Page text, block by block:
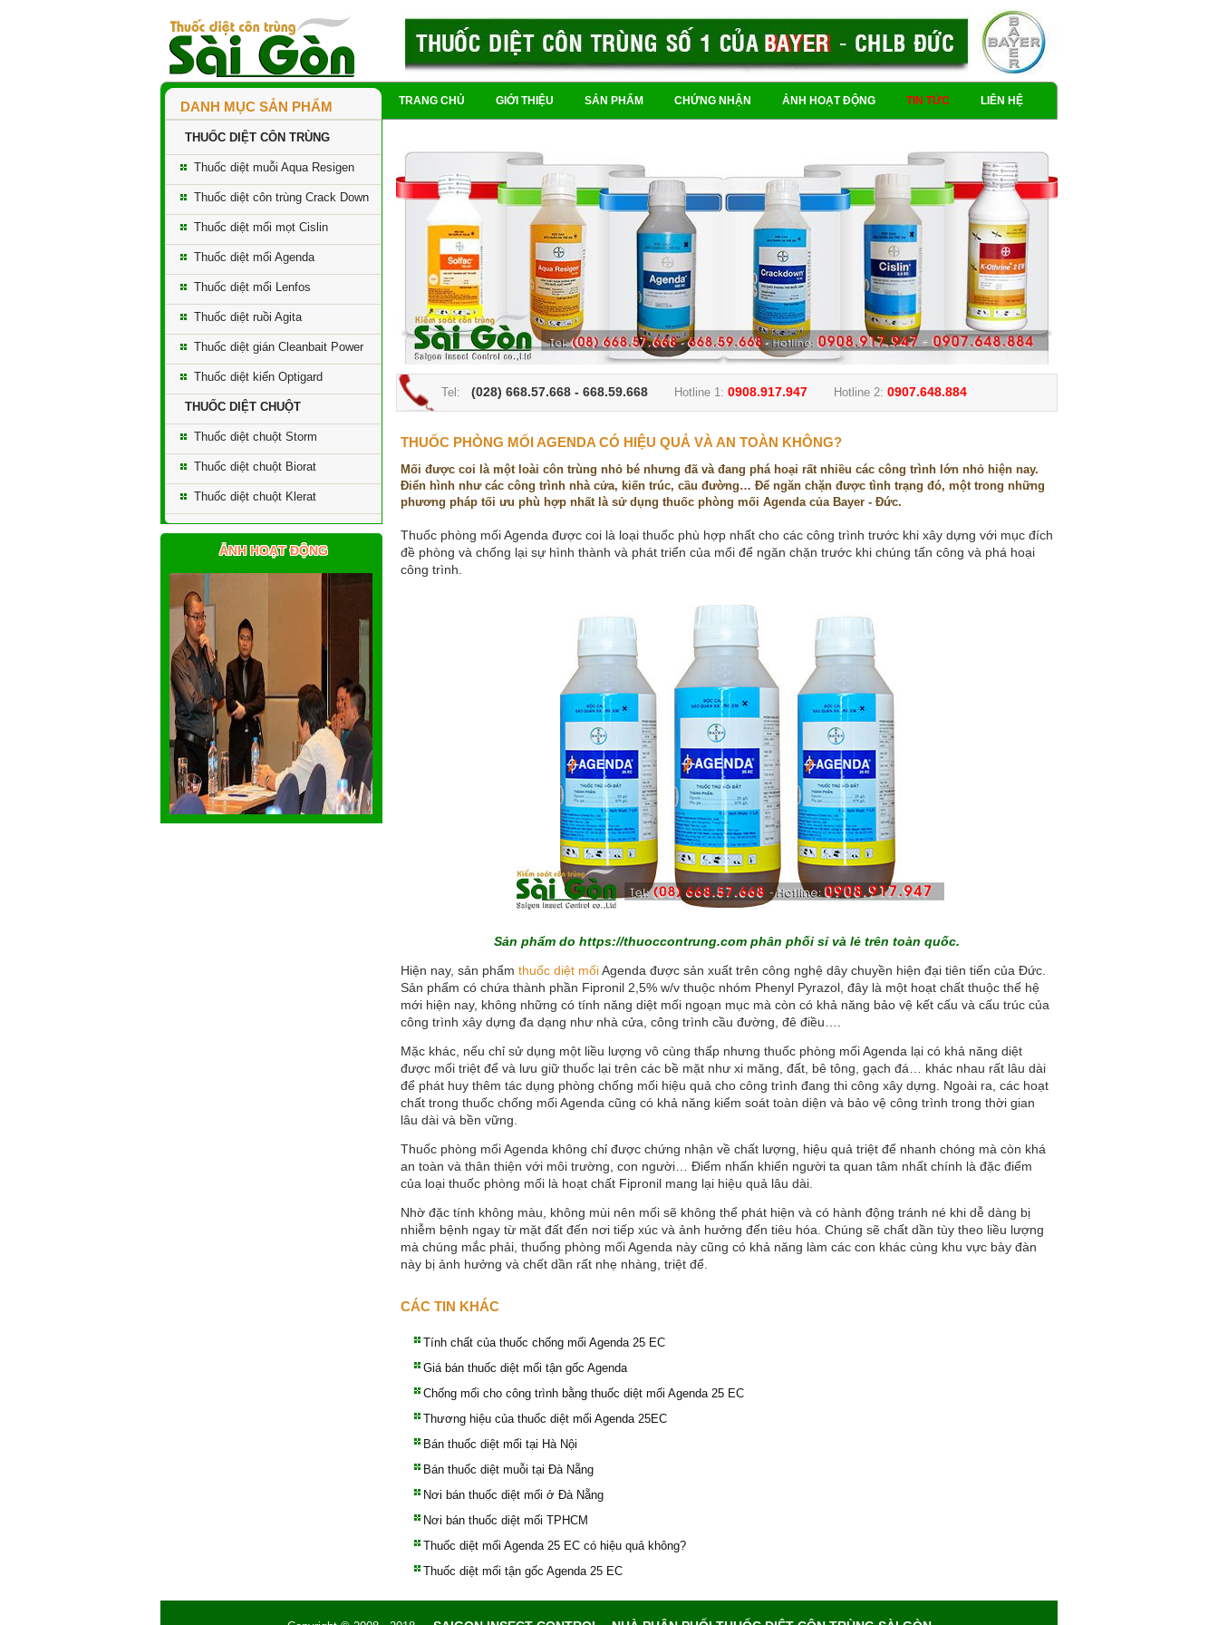
TRANG CHỦ GIỚI THIỆU SẢN PHẨM CHỨNG NHẬN ẢNH HOẠT ĐỘNG TIN TỨC LIÊN HỆ
Tel: (028) 668.57.668 - 668.59.668 Hotline 1: 0908.917.947 Hotline 2: 0907.648.884
DANH MỤC SẢN PHẨM
THUỐC DIỆT CÔN TRÙNG
Thuốc diệt muỗi Aqua Resigen
Thuốc diệt côn trùng Crack Down
Thuốc diệt mối mọt Cislin
Thuốc diệt mối Agenda
Thuốc diệt mối Lenfos
Thuốc diệt ruồi Agita
Thuốc diệt gián Cleanbait Power
Thuốc diệt kiến Optigard
THUỐC DIỆT CHUỘT
Thuốc diệt chuột Storm
Thuốc diệt chuột Biorat
Thuốc diệt chuột Klerat
ẢNH HOẠT ĐỘNG
THUỐC PHÒNG MỐI AGENDA CÓ HIỆU QUẢ VÀ AN TOÀN KHÔNG?
Mối được coi là một loài côn trùng nhỏ bé nhưng đã và đang phá hoại rất nhiều các công trình lớn nhỏ hiện nay.
Điển hình như các công trình nhà cửa, kiến trúc, cầu đường… Để ngăn chặn được tình trạng đó, một trong những
phương pháp tối ưu phù hợp nhất là sử dụng thuốc phòng mối Agenda của Bayer - Đức.
Thuốc phòng mối Agenda được coi là loại thuốc phù hợp nhất cho các công trình trước khi xây dựng với mục đích
đề phòng và chống lại sự hình thành và phát triển của mối để ngăn chặn trước khi chúng tấn công và phá hoại
công trình.
Sản phẩm do https://thuoccontrung.com phân phối sỉ và lẻ trên toàn quốc.
Hiện nay, sản phẩm thuốc diệt mốiAgenda được sản xuất trên công nghệ dây chuyền hiện đại tiên tiến của Đức.
Sản phẩm có chứa thành phần Fipronil 2,5% w/v thuộc nhóm Phenyl Pyrazol, đây là một hoạt chất thuộc thế hệ
mới hiện nay, không những có tính năng diệt mối ngoạn mục mà còn có khả năng bảo vệ kết cấu và cấu trúc của
công trình xây dựng đa dạng như nhà cửa, công trình cầu đường, đê điều….
Mặc khác, nếu chỉ sử dụng một liều lượng vô cùng thấp nhưng thuốc phòng mối Agenda lại có khả năng diệt
được mối triệt để và lưu giữ thuốc lại trên các bề mặt như xi măng, đất, bê tông, gạch đá… khác nhau rất lâu dài
để phát huy thêm tác dụng phòng chống mối hiệu quả cho công trình đang thi công xây dựng. Ngoài ra, các hoạt
chất trong thuốc chống mối Agenda cũng có khả năng kiểm soát toàn diện và bảo vệ công trình trong thời gian
lâu dài và bền vững.
Thuốc phòng mối Agenda không chỉ được chứng nhận về chất lượng, hiệu quả triệt để nhanh chóng mà còn khá
an toàn và thân thiện với môi trường, con người… Điểm nhấn khiến người ta quan tâm nhất chính là đặc điểm
của loại thuốc phòng mối là hoạt chất Fipronil mang lại hiệu quả lâu dài.
Nhờ đặc tính không màu, không mùi nên mối sẽ không thể phát hiện và có hành động tránh né khi dễ dàng bị
nhiễm bệnh ngay từ mặt đất đến nơi tiếp xúc và ảnh hưởng đến tiêu hóa. Chúng sẽ chất dần tùy theo liều lượng
mà chúng mắc phải, thuống phòng mối Agenda này cũng có khả năng làm các con khác cùng khu vực bày đàn
này bị ảnh hưởng và chết dần rất nhẹ nhàng, triệt để.
CÁC TIN KHÁC
Tính chất của thuốc chống mối Agenda 25 EC
Giá bán thuốc diệt mối tận gốc Agenda
Chống mối cho công trình bằng thuốc diệt mối Agenda 25 EC
Thương hiệu của thuốc diệt mối Agenda 25EC
Bán thuốc diệt mối tại Hà Nội
Bán thuốc diệt muỗi tại Đà Nẵng
Nơi bán thuốc diệt mối ở Đà Nẵng
Nơi bán thuốc diệt mối TPHCM
Thuốc diệt mối Agenda 25 EC có hiệu quả không?
Thuốc diệt mối tận gốc Agenda 25 EC